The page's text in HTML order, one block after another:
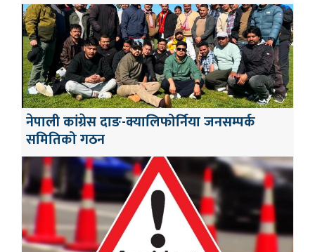
नेपाली कांग्रेस दाङ-क्यालिफोर्निया जनसम्पर्क
समितिको गठन